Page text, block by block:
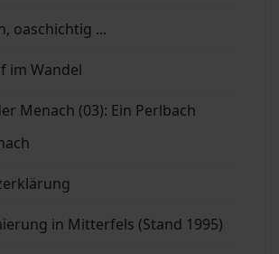
oaschichtig ...
im Wandel
Menach (03): Ein Perlbach
in Mitterfels (Stand 1995)